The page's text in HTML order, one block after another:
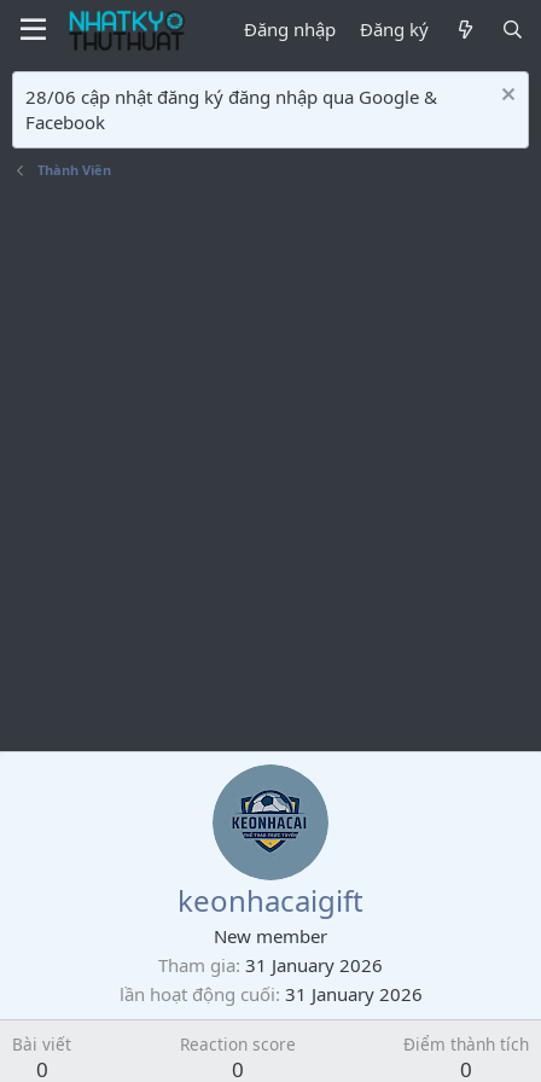
Đăng nhập Đăng ký
28/06 cập nhật đăng ký đăng nhập qua Google &
Facebook
Thành Viên
keonhacaigift
New member
Tham gia 31 January 2026
lần hoạt động cuối 31 January 2026
Bài viết
0
Reaction score
0
Điểm thành tích
0